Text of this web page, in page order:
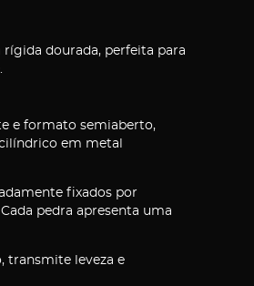
dourada, perfeita para
e formato semiaberto,
em metal
fixados por
pedra apresenta uma
transmite leveza e